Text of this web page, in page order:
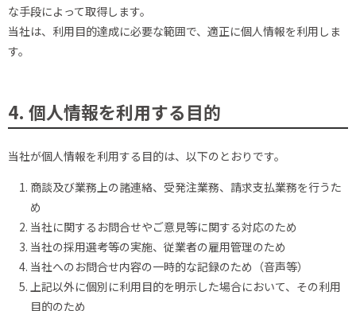
な手段によって取得します。
当社は、利用目的達成に必要な範囲で、適正に個人情報を利用しま
す。
4. 個人情報を利用する目的
当社が個人情報を利用する目的は、以下のとおりです。
商談及び業務上の諸連絡、受発注業務、請求支払業務を行うた
め
当社に関するお問合せやご意見等に関する対応のため
当社の採用選考等の実施、従業者の雇用管理のため
当社へのお問合せ内容の一時的な記録のため（音声等）
上記以外に個別に利用目的を明示した場合において、その利用
目的のため